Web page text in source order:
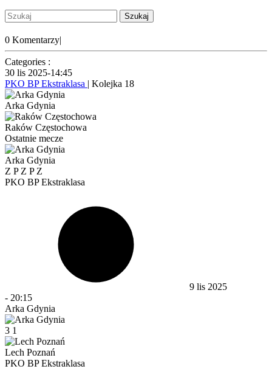
Close
Menu
Szukaj:
Account
0 Komentarzy|
Categories :
30 lis 2025-14:45
PKO BP Ekstraklasa | Kolejka 18
Arka Gdynia
Raków Częstochowa
Ostatnie mecze
Arka Gdynia
Z P Z P Z
PKO BP Ekstraklasa
9 lis 2025
- 20:15
Arka Gdynia
3 1
Lech Poznań
PKO BP Ekstraklasa